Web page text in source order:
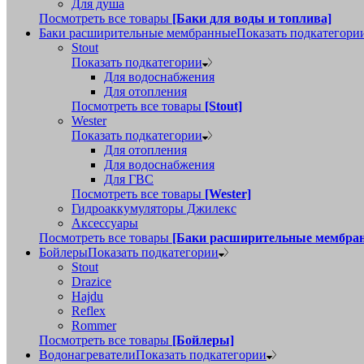
Для душа
Посмотреть все товары [Баки для воды и топлива]
Баки расширительные мембранныеПоказать
Stout
Показать подкатегории
Для водоснабжения
Для отопления
Посмотреть все товары [Stout]
Wester
Показать подкатегории
Для отопления
Для водоснабжения
Для ГВС
Посмотреть все товары [Wester]
Гидроаккумуляторы Джилекс
Аксессуары
Посмотреть все товары [Баки расширительные
БойлерыПоказать подкатегории
Stout
Drazice
Hajdu
Reflex
Rommer
Посмотреть все товары [Бойлеры]
ВодонагревателиПоказать подкатегории